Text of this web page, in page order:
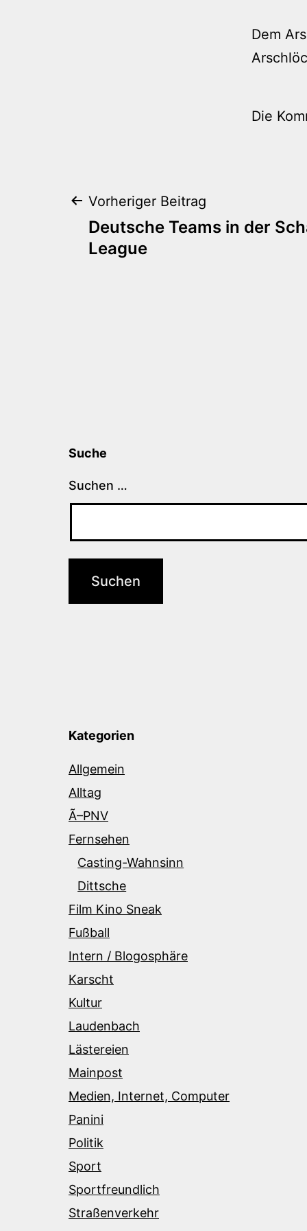
Dem
Die
Vorheriger Beitrag
Deutsche Teams in der
League
Suche
Suchen …
Kategorien
Allgemein
Alltag
Ã–PNV
Fernsehen
Casting-Wahnsinn
Dittsche
Film Kino Sneak
Fußball
Intern / Blogosphäre
Karscht
Kultur
Laudenbach
Lästereien
Mainpost
Medien, Internet, Computer
Panini
Politik
Sport
Sportfreundlich
Straßenverkehr